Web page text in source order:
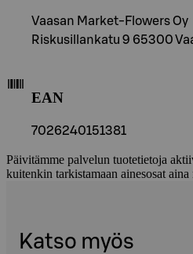
Vaasan Market-Flowers Oy
Riskusillankatu 9 65300
EAN
7026240151381
Päivitämme palvelun tuotetietoja
kuitenkin tarkistamaan ainesosat
Katso myös